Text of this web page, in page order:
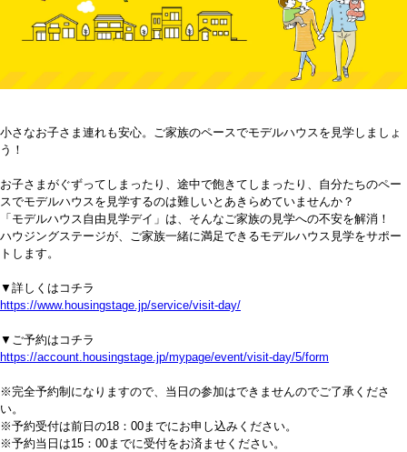
小さなお子さま連れも安心。ご家族のペースでモデルハウスを見学しましょ
う！
お子さまがぐずってしまったり、途中で飽きてしまったり、自分たちのペー
スでモデルハウスを見学するのは難しいとあきらめていませんか？
「モデルハウス自由見学デイ」は、そんなご家族の見学への不安を解消！
ハウジングステージが、ご家族一緒に満足できるモデルハウス見学をサポー
トします。
▼詳しくはコチラ
https://www.housingstage.jp/service/visit-day/
▼ご予約はコチラ
https://account.housingstage.jp/mypage/event/visit-day/5/form
※完全予約制になりますので、当日の参加はできませんのでご了承くださ
い。
※予約受付は前日の18：00までにお申し込みください。
※予約当日は15：00までに受付をお済ませください。